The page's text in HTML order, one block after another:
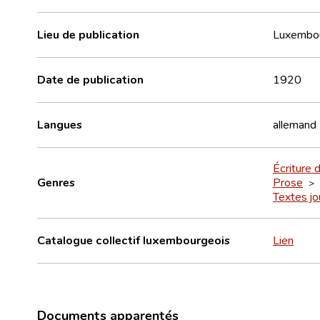
Lieu de publication
Date de publication 1920
Langues allemand
Genres
Écriture
Prose >
Textes
Catalogue collectif luxembourgeois Lien
Documents apparentés